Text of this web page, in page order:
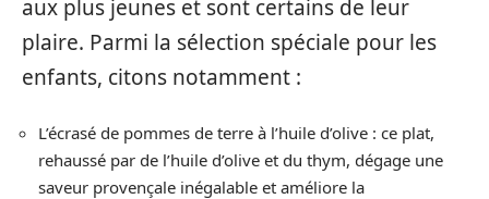
aux plus jeunes et sont certains de leur
plaire. Parmi la sélection spéciale pour les
enfants, citons notamment :
L’écrasé de pommes de terre à l’huile d’olive : ce plat,
rehaussé par de l’huile d’olive et du thym, dégage une
saveur provençale inégalable et améliore la